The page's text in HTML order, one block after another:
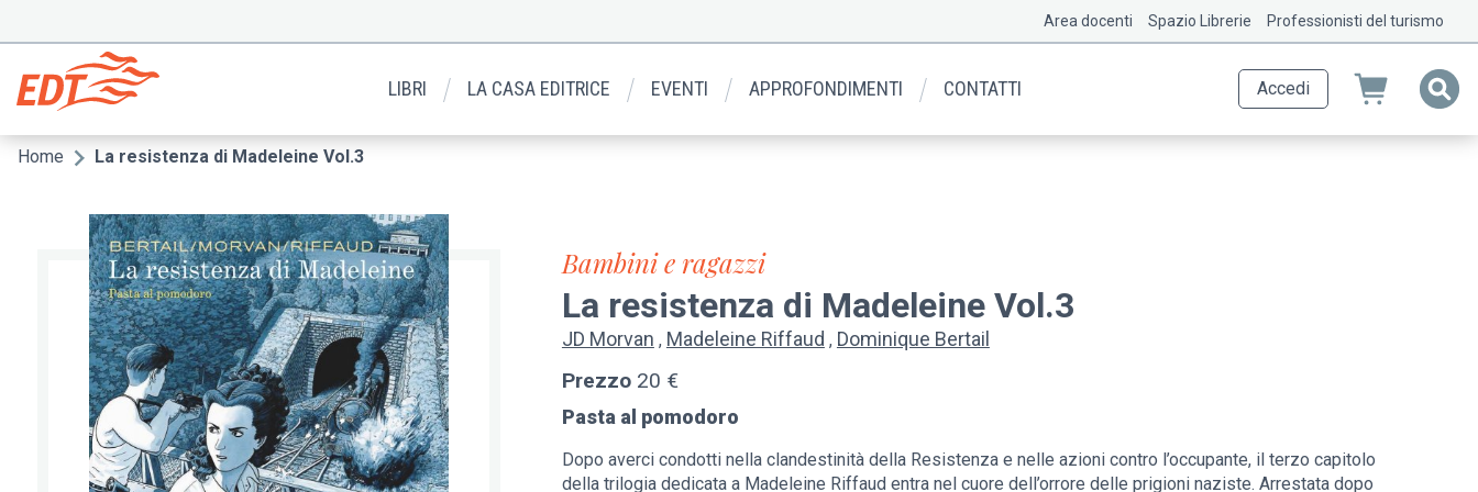
contenuto
principale
Menu
secondario
Area docenti Spazio Librerie Professionisti del turismo
LIBRI LA CASA EDITRICE EVENTI APPROFONDIMENTI CONTATTI Accedi
Briciole
Home La resistenza di Madeleine Vol.3
Bambini e ragazzi
La resistenza di Madeleine Vol.3
JD Morvan Madeleine Riffaud Dominique Bertail
Prezzo 20 €
Pasta al pomodoro
Dopo averci condotti nella clandestinità della Resistenza e nelle azioni contro l’occupante, il terzo capitolo
della trilogia dedicata a Madeleine Riffaud entra nel cuore dell’orrore delle prigioni naziste. Arrestata dopo